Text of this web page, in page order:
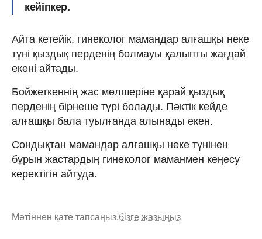
кейіпкер.
Айта кетейік, гинеколог мамандар алғашқы неке
түні қыздық перденің болмауы қалыпты жағдай
екені айтады.
Бойжеткеннің жас мөлшеріне қарай қыздық
перденің бірнеше түрі болады. Пәктік кейде
алғашқы бала туылғанда алынады екен.
Сондықтан мамандар алғашқы неке түнінен
бұрын жастардың гинеколог маманмен кеңесу
керектігін айтуда.
Мәтіннен қате тапсаңыз,бізге жазыңыз